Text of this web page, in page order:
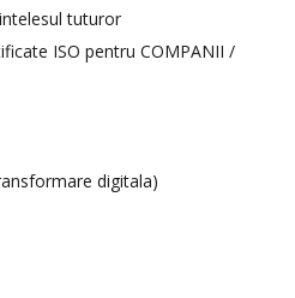
tuturor
ISO pentru COMPANII /
digitala)